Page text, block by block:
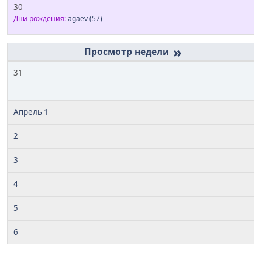
30
Дни рождения:agaev(57)
»
31
Апрель 1
2
3
4
5
6